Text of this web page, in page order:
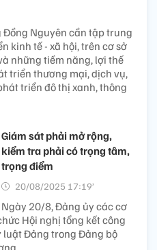
Nguyên cần tập trung
kinh tế - xã hội, trên cơ sở
những tiềm năng, lợi thế
triển thương mại, dịch vụ,
triển đô thị xanh, thông
Giám sát phải mở rộng,
kiểm tra phải có trọng tâm,
trọng điểm
20/08/2025 17:19’
Ngày 20/8, Đảng ủy các cơ
Hội nghị tổng kết công
luật Đảng trong Đảng bộ